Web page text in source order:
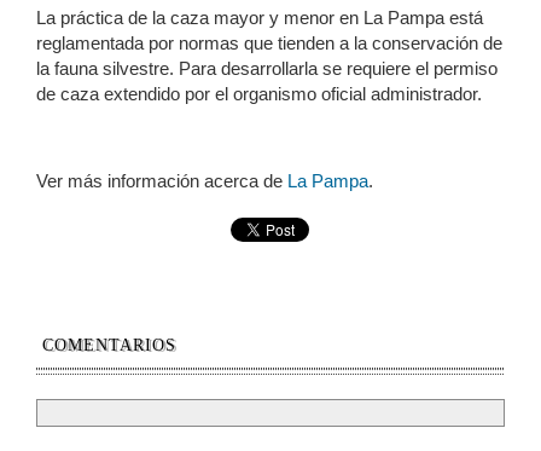
La práctica de la caza mayor y menor en La Pampa está
reglamentada por normas que tienden a la conservación de
la fauna silvestre. Para desarrollarla se requiere el permiso
de caza extendido por el organismo oficial administrador.
Ver más información acerca de La Pampa.
COMENTARIOS